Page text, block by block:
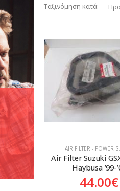
Ταξινόμηση κατά:
AIR FILTER - POWER
Air Filter Suzuki
Haybusa ’99-
44.00€